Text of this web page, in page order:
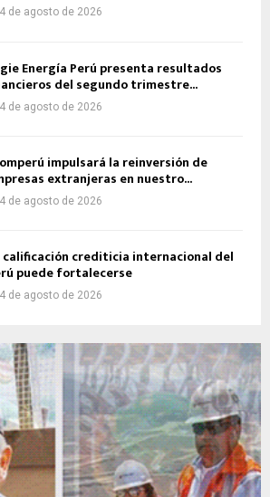
4 de agosto de 2026
Energía Perú presenta resultados
del segundo trimestre...
4 de agosto de 2026
impulsará la reinversión de
extranjeras en nuestro...
4 de agosto de 2026
calificación crediticia internacional del
puede fortalecerse
4 de agosto de 2026